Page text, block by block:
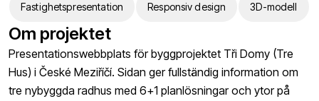
Fastighetspresentation Responsiv design 3D-modell
Om projektet
Presentationswebbplats för byggprojektet Tři Domy (Tre
Hus) i České Meziříčí. Sidan ger fullständig information om
tre nybyggda radhus med 6+1 planlösningar och ytor på